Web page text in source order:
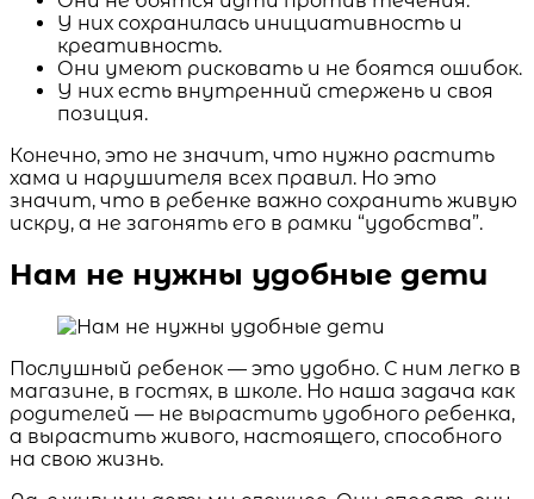
У них сохранилась инициативность и
креативность.
Они умеют рисковать и не боятся ошибок.
У них есть внутренний стержень и своя
позиция.
Конечно, это не значит, что нужно растить
хама и нарушителя всех правил. Но это
значит, что в ребенке важно сохранить живую
искру, а не загонять его в рамки “удобства”.
Нам не нужны удобные дети
Послушный ребенок — это удобно. С ним легко в
магазине, в гостях, в школе. Но наша задача как
родителей — не вырастить удобного ребенка,
а вырастить живого, настоящего, способного
на свою жизнь.